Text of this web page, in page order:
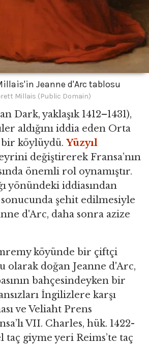
Jeanne d'Arc tablosu
Millais (Public Domain)
Dark, yaklaşık 1412–1431),
aldığını iddia eden Orta
bir köylüydü. Yüzyıl
değiştirerek Fransa’nın
önemli rol oynamıştır.
yönündeki iddiasından
şehit edilmesiyle
d'Arc, daha sonra azize
köyünde bir çiftçi
olarak doğan Jeanne d'Arc,
bahçesindeyken bir
İngilizlere karşı
ve Veliaht Prens
VII. Charles, hük. 1422-
taç giyme yeri Reims’te taç